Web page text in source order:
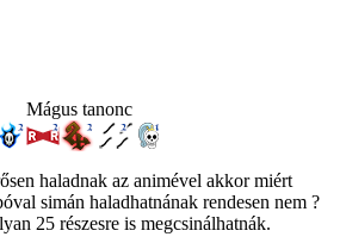
Mágus tanonc
haladnak az animével akkor miért
simán haladhatnának rendesen nem ?
25 részesre is megcsinálhatnák.